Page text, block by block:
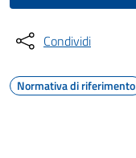
Condividi
Normativa di riferimento